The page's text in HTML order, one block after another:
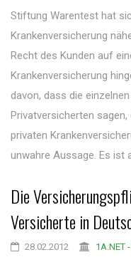
Stiftung Warentest hat
Krankenversicherung
Recht des Kunden auf
Krankenversicherung
davon, dass die
Privatversicherten
privaten
unwahre Aussage. Es ist
Die
Versicherte in
28.02.2012 1A.NET